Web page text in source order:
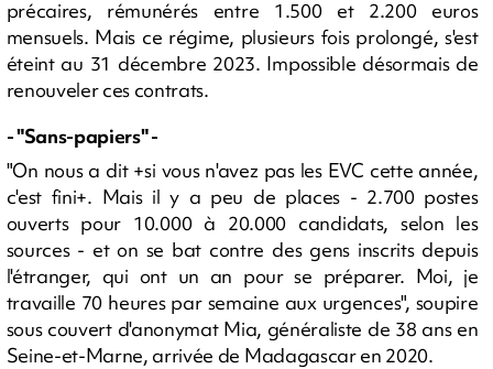
précaires, rémunérés entre 1.500 et 2.200 euros
mensuels. Mais ce régime, plusieurs fois prolongé, s'est
éteint au 31 décembre 2023. Impossible désormais de
renouveler ces contrats.
- "Sans-papiers" -
"On nous a dit +si vous n'avez pas les EVC cette année,
c'est fini+. Mais il y a peu de places - 2.700 postes
ouverts pour 10.000 à 20.000 candidats, selon les
sources - et on se bat contre des gens inscrits depuis
l'étranger, qui ont un an pour se préparer. Moi, je
travaille 70 heures par semaine aux urgences", soupire
sous couvert d'anonymat Mia, généraliste de 38 ans en
Seine-et-Marne, arrivée de Madagascar en 2020.